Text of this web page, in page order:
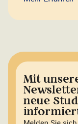
Mit
neue